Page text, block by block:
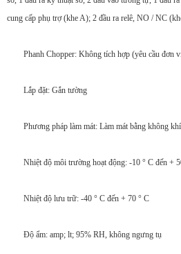
cung cấp phụ trợ (khe A); 2 đầu ra relê, NO / NC
Phanh Chopper: Không tích hợp (yêu cầu đơn
Lắp đặt: Gắn tường
Phương pháp làm mát: Làm mát bằng không
Nhiệt độ môi trường hoạt động: -10 ° C đến +
Nhiệt độ lưu trữ: -40 ° C đến + 70 ° C
Độ ẩm: amp; lt; 95% RH, không ngưng tụ